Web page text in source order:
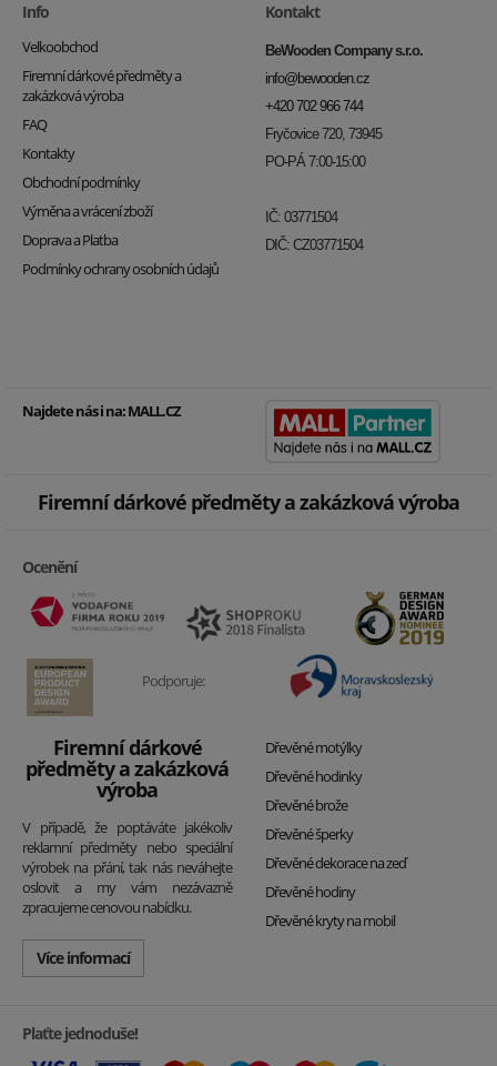
Info
Velkoobchod
Firemní dárkové předměty a
zakázková výroba
FAQ
Kontakty
Obchodní podmínky
Výměna a vrácení zboží
Doprava a Platba
Podmínky ochrany osobních údajů
Kontakt
BeWooden Company s.r.o.
info@bewooden.cz
+420 702 966 744
Fryčovice 720, 73945
PO-PÁ 7:00-15:00
IČ: 03771504
DIČ: CZ03771504
Najdete nás i na:MALL.CZ
Firemní dárkové předměty a zakázková výroba
Ocenění
Podporuje:
Firemní dárkové
předměty a zakázková
výroba
V případě, že poptáváte jakékoliv
reklamní předměty nebo speciální
výrobek na přání, tak nás neváhejte
oslovit a my vám nezávazně
zpracujeme cenovou nabídku.
Více informací
Dřevěné motýlky
Dřevěné hodinky
Dřevěné brože
Dřevěné šperky
Dřevěné dekorace na zeď
Dřevěné hodiny
Dřevěné kryty na mobil
Plaťte jednoduše!